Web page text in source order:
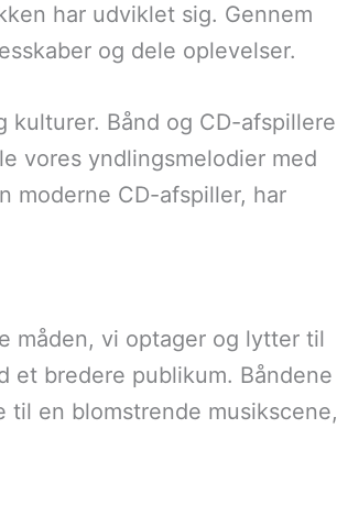
har udviklet sig. Gennem
og dele oplevelser.
Bånd og CD-afspillere
vores yndlingsmelodier med
moderne CD-afspiller, har
måden, vi optager og lytter til
et bredere publikum. Båndene
en blomstrende musikscene,